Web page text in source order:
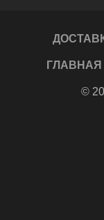
ГЛАВНАЯ
©